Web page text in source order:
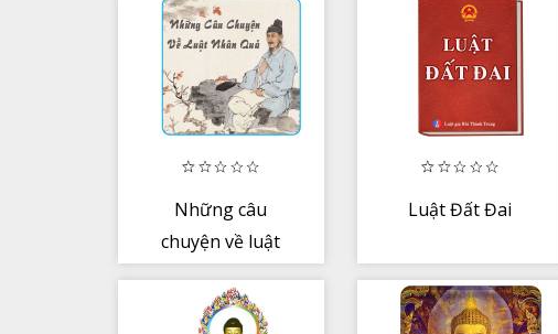
Những câu
chuyện về luật
hay)
Luật Đất Đai